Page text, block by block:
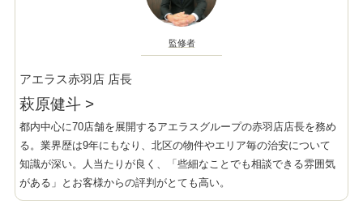
監修者
アエラス赤羽店 店長
萩原健斗 >
都内中心に70店舗を展開するアエラスグループの赤羽店店長を務め
る。業界歴は9年にもなり、北区の物件やエリア毎の治安について
知識が深い。人当たりが良く、「些細なことでも相談できる雰囲気
がある」とお客様からの評判がとても高い。